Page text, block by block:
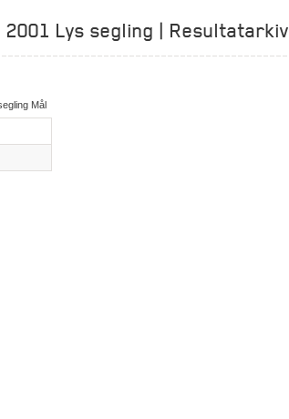
2001 Lys segling | Resultatarkiv
Mål